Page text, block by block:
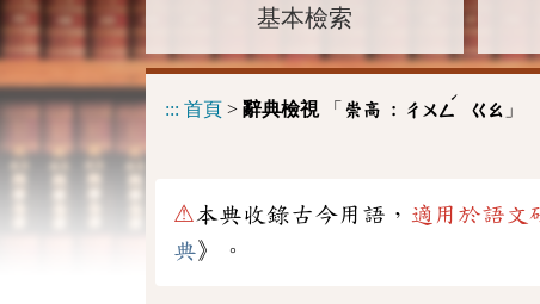
基本檢索
::: 首頁 > 辭典檢視「 崇高 : ㄔㄨㄥ
ˊ
ㄍㄠ 」
⚠本典收錄古今用語， 適用於語文
典》。